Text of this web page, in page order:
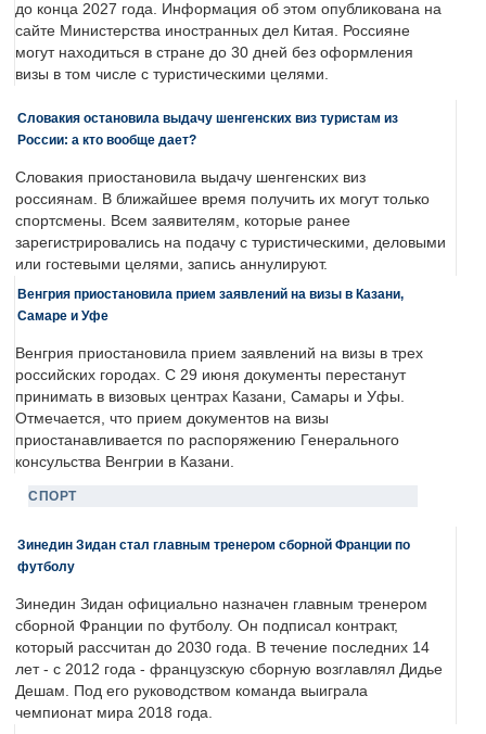
до конца 2027 года. Информация об этом опубликована на
сайте Министерства иностранных дел Китая. Россияне
могут находиться в стране до 30 дней без оформления
визы в том числе с туристическими целями.
Словакия остановила выдачу шенгенских виз туристам из
России: а кто вообще дает?
Словакия приостановила выдачу шенгенских виз
россиянам. В ближайшее время получить их могут только
спортсмены. Всем заявителям, которые ранее
зарегистрировались на подачу с туристическими, деловыми
или гостевыми целями, запись аннулируют.
Венгрия приостановила прием заявлений на визы в Казани,
Самаре и Уфе
Венгрия приостановила прием заявлений на визы в трех
российских городах. С 29 июня документы перестанут
принимать в визовых центрах Казани, Самары и Уфы.
Отмечается, что прием документов на визы
приостанавливается по распоряжению Генерального
консульства Венгрии в Казани.
СПОРТ
Зинедин Зидан стал главным тренером сборной Франции по
футболу
Зинедин Зидан официально назначен главным тренером
сборной Франции по футболу. Он подписал контракт,
который рассчитан до 2030 года. В течение последних 14
лет - с 2012 года - французскую сборную возглавлял Дидье
Дешам. Под его руководством команда выиграла
чемпионат мира 2018 года.